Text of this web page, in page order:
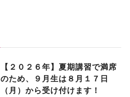
【２０２６年】夏期講習で満席
のため、９月生は８月１７日
（月）から受け付けます！